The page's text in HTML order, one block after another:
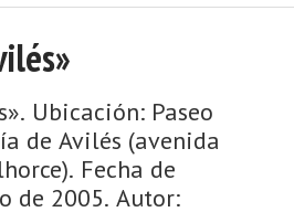
Ubicación: Paseo
de Avilés (avenida
Fecha de
de 2005. Autor: